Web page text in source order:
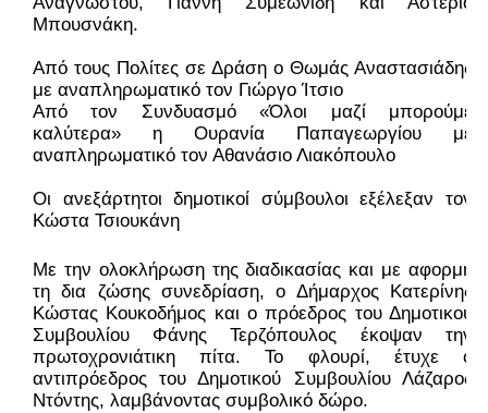
Μπουσνάκη.
Από τους Πολίτες σε Δράση ο Θωμάς Αναστασιάδης
με αναπληρωματικό τον Γιώργο Ίτσιο
Από τον Συνδυασμό «Όλοι μαζί μπορούμε
καλύτερα» η Ουρανία Παπαγεωργίου με
αναπληρωματικό τον Αθανάσιο Λιακόπουλο
Οι ανεξάρτητοι δημοτικοί σύμβουλοι εξέλεξαν τον
Κώστα Τσιουκάνη
Με την ολοκλήρωση της διαδικασίας και με αφορμή
τη δια ζώσης συνεδρίαση, ο Δήμαρχος Κατερίνης
Κώστας Κουκοδήμος και ο πρόεδρος του Δημοτικού
Συμβουλίου Φάνης Τερζόπουλος έκοψαν την
πρωτοχρονιάτικη πίτα. Το φλουρί, έτυχε ο
αντιπρόεδρος του Δημοτικού Συμβουλίου Λάζαρος
Ντόντης, λαμβάνοντας συμβολικό δώρο.